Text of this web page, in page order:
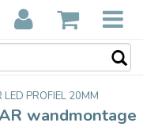
LED PROFIEL 20MM
wandmontage